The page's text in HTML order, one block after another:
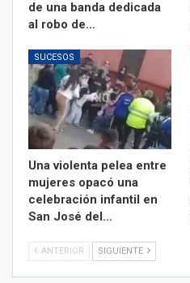
de una banda dedicada
al robo de…
SUCESOS
Una violenta pelea entre
mujeres opacó una
celebración infantil en
San José del…
ANTERIOR SIGUIENTE